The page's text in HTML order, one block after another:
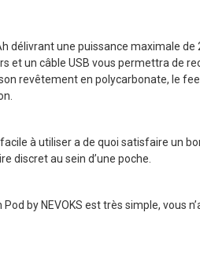
délivrant une puissance maximale de
et un câble USB vous permettra de
revêtement en polycarbonate, le
à utiliser a de quoi satisfaire un
discret au sein d’une poche.
by NEVOKS est très simple, vous